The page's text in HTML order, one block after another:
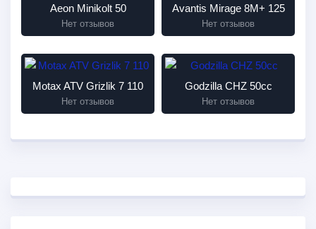
Aeon Minikolt 50
Нет отзывов
Avantis Mirage 8М+ 125
Нет отзывов
Motax ATV Grizlik 7 110
Нет отзывов
Godzilla CHZ 50cc
Нет отзывов